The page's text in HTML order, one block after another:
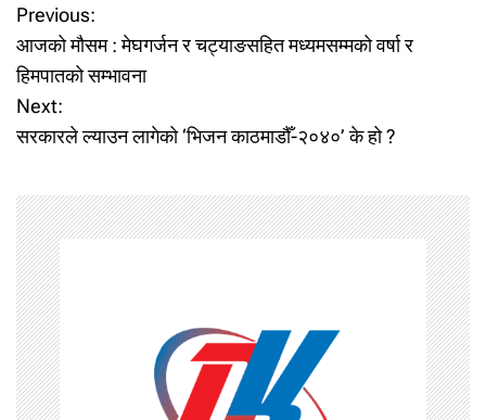
P
o
s
n
a
v
i
g
Previous:
आजको मौसम : मेघगर्जन र चट्याङसहित मध्यमसम्मको वर्षा र
हिमपातको सम्भावना
Next:
सरकारले ल्याउन लागेको ‘भिजन काठमाडौँ-२०४०’ के हो ?